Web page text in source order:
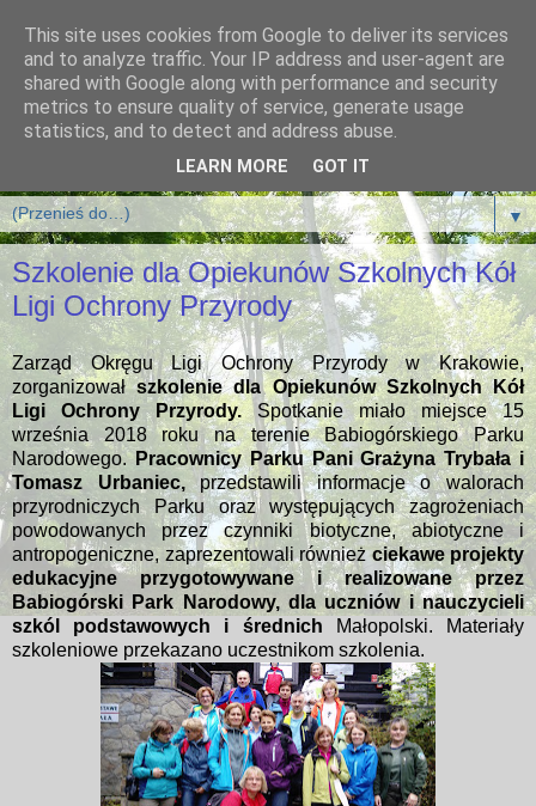
▼
Szkolenie dla Opiekunów Szkolnych Kół
Ligi Ochrony Przyrody
Zarząd Okręgu Ligi Ochrony Przyrody w Krakowie,
zorganizowałszkolenie dla Opiekunów Szkolnych Kół
Ligi Ochrony Przyrody.Spotkanie miało miejsce 15
września 2018 roku na terenie Babiogórskiego Parku
Narodowego. Pracownicy Parku Pani Grażyna Trybała i
Tomasz Urbaniec,przedstawili informacje o walorach
przyrodniczych Parku oraz występujących zagrożeniach
powodowanych przez czynniki biotyczne, abiotyczne i
antropogeniczne, zaprezentowali równieżciekawe projekty
edukacyjne przygotowywane i realizowane przez
Babiogórski Park Narodowy, dla uczniów i nauczycieli
szkól podstawowych i średnich Małopolski. Materiały
szkoleniowe przekazano uczestnikom szkolenia.
This site uses cookies from Google to deliver its services
and to analyze traffic. Your IP address and user-agent are
shared with Google along with performance and security
metrics to ensure quality of service, generate usage
statistics, and to detect and address abuse.
LEARN MORE GOT IT